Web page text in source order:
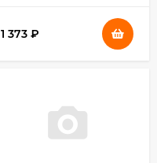
1 373 ₽